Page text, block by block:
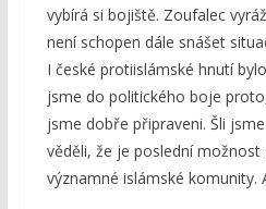
vybírá si bojiště. Zoufalec
není schopen dále snášet
I české protiislámské hnutí
jsme do politického boje
jsme dobře připraveni. Šli
věděli, že je poslední možnost
významné islámské komunity.